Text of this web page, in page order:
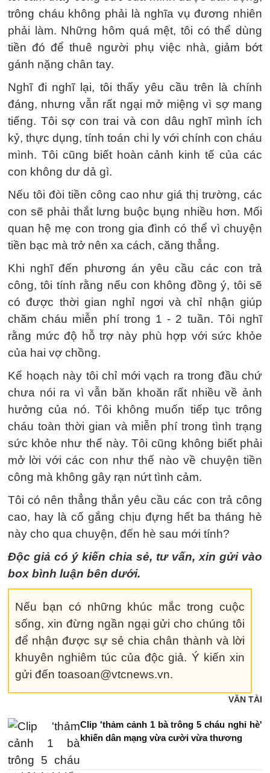
trông cháu không phải là nghĩa vụ đương nhiên
phải làm. Những hôm quá mệt, tôi có thể dùng
tiền đó để thuê người phụ việc nhà, giảm bớt
gánh nặng chân tay.
Nghĩ đi nghĩ lại, tôi thấy yêu cầu trên là chính
đáng, nhưng vẫn rất ngại mở miệng vì sợ mang
tiếng. Tôi sợ con trai và con dâu nghĩ mình ích
kỷ, thực dụng, tính toán chi ly với chính con cháu
mình. Tôi cũng biết hoàn cảnh kinh tế của các
con không dư dả gì.
Nếu tôi đòi tiền công cao như giá thị trường, các
con sẽ phải thắt lưng buộc bụng nhiều hơn. Mối
quan hệ mẹ con trong gia đình có thể vì chuyện
tiền bạc mà trở nên xa cách, căng thẳng.
Khi nghĩ đến phương án yêu cầu các con trả
công, tôi tính rằng nếu con không đồng ý, tôi sẽ
có được thời gian nghỉ ngơi và chỉ nhận giúp
chăm cháu miễn phí trong 1 - 2 tuần. Tôi nghĩ
rằng mức độ hỗ trợ này phù hợp với sức khỏe
của hai vợ chồng.
Kế hoạch này tôi chỉ mới vạch ra trong đầu chứ
chưa nói ra vì vẫn băn khoăn rất nhiều về ảnh
hưởng của nó. Tôi không muốn tiếp tục trông
cháu toàn thời gian và miễn phí trong tình trạng
sức khỏe như thế này. Tôi cũng không biết phải
mở lời với các con như thế nào về chuyện tiền
công mà không gây rạn nứt tình cảm.
Tôi có nên thẳng thắn yêu cầu các con trả công
cao, hay là cố gắng chịu đựng hết ba tháng hè
này cho qua chuyện, đến hè sau mới tính?
Độc giả có ý kiến chia sẻ, tư vấn, xin gửi vào
box bình luận bên dưới.
Nếu bạn có những khúc mắc trong cuộc
sống, xin đừng ngần ngại gửi cho chúng tôi
để nhận được sự sẻ chia chân thành và lời
khuyên nghiêm túc của độc giả. Ý kiến xin
gửi đến toasoan@vtcnews.vn.
VĂN TÀI
Clip 'thảm cảnh 1 bà trông 5 cháu nghỉ hè'
khiến dân mạng vừa cười vừa thương